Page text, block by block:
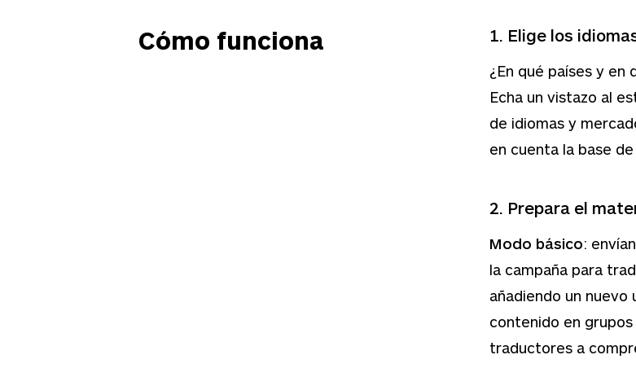
Cómo funciona 1. Elige los
¿En qué países y en
Echa un vistazo al
de idiomas y
en cuenta la base
2. Prepara el
Modo básico:
la campaña para
añadiendo un
contenido en
traductores a